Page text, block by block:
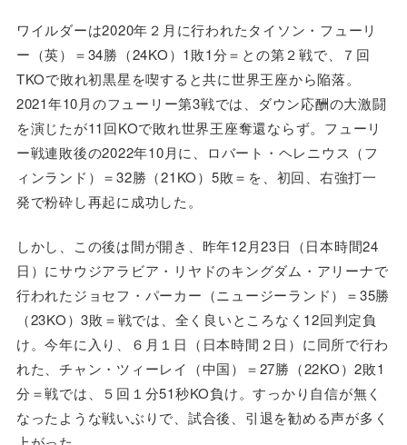
ワイルダーは2020年２月に行われたタイソン・フューリ
ー（英）＝34勝（24KO）1敗1分＝との第２戦で、７回
TKOで敗れ初黒星を喫すると共に世界王座から陥落。
2021年10月のフューリー第3戦では、ダウン応酬の大激闘
を演じたが11回KOで敗れ世界王座奪還ならず。フューリ
ー戦連敗後の2022年10月に、ロバート・ヘレニウス（フ
ィンランド）＝32勝（21KO）5敗＝を、初回、右強打一
発で粉砕し再起に成功した。
しかし、この後は間が開き、昨年12月23日（日本時間24
日）にサウジアラビア・リヤドのキングダム・アリーナで
行われたジョセフ・パーカー（ニュージーランド）＝35勝
（23KO）3敗＝戦では、全く良いところなく12回判定負
け。今年に入り、６月１日（日本時間２日）に同所で行わ
れた、チャン・ツィーレイ（中国）＝27勝（22KO）2敗1
分＝戦では、５回１分51秒KO負け。すっかり自信が無く
なったような戦いぶりで、試合後、引退を勧める声が多く